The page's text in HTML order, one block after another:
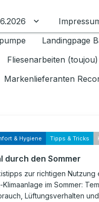
umschalten
Untermenü für
Landingpage
Fliesenarbeiten (toujou)
Markenlieferanten
& Hygiene Tipps & Tricks
durch den Sommer
zur richtigen Nutzung
Klimaanlage im Sommer:
Lüftungsverhalten und